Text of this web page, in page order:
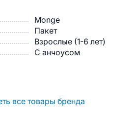
Monge
Пакет
Взрослые (1-6 лет)
С анчоусом
все товары бренда